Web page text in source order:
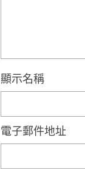
顯示名稱
電子郵件地址